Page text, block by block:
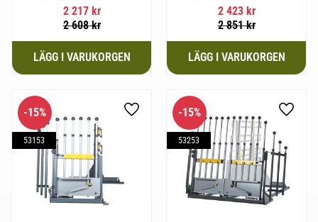
2 217kr
2 608kr
2 423kr
2 851kr
15%
53153
Lägg till i favoriter
15%
53253
Lägg